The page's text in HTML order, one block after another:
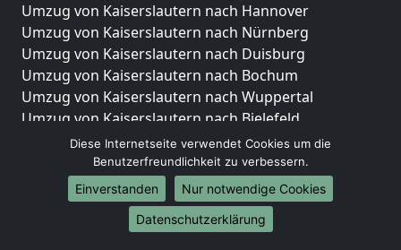
Umzug von Kaiserslautern nach Hannover
Umzug von Kaiserslautern nach Nürnberg
Umzug von Kaiserslautern nach Duisburg
Umzug von Kaiserslautern nach Bochum
Umzug von Kaiserslautern nach Wuppertal
Umzug von Kaiserslautern nach Bielefeld
Umzug von Kaiserslautern nach Bonn
Umzug von Kaiserslautern nach Münster
Internationale-Umzüge
Umzug von Kaiserslautern nach Brasilien
Diese Internetseite verwendet Cookies um die
Benutzerfreundlichkeit zu verbessern.
Einverstanden
Nur notwendige Cookies
Datenschutzerklärung